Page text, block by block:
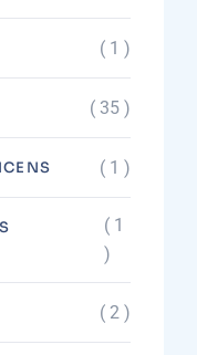
( 1 )
( 35 )
( 1 )
( 1
)
( 2 )